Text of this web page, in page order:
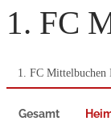
1. FC
1. FC Mittelbuchen
Gesamt